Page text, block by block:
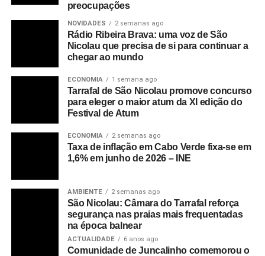
preocupações
NOVIDADES 2 semanas ago
Rádio Ribeira Brava: uma voz de São
Nicolau que precisa de si para continuar a
chegar ao mundo
ECONOMIA 1 semana ago
Tarrafal de São Nicolau promove concurso
para eleger o maior atum da XI edição do
Festival de Atum
ECONOMIA 2 semanas ago
Taxa de inflação em Cabo Verde fixa-se em
1,6% em junho de 2026 – INE
AMBIENTE 2 semanas ago
São Nicolau: Câmara do Tarrafal reforça
segurança nas praias mais frequentadas
na época balnear
ACTUALIDADE 6 anos ago
Comunidade de Juncalinho comemorou o